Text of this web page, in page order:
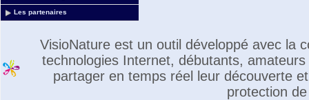
Les partenaires
VisioNature est un outil développé avec la
technologies Internet, débutants,
partager en temps réel leur découverte
protection